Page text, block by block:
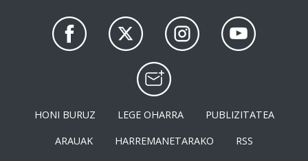
HONI BURUZ LEGE OHARRA
PUBLIZITATEA
ARAUAK
HARREMANETARAKO RSS